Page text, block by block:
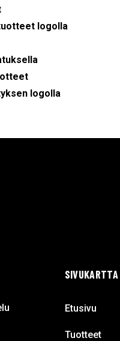
logolla
logolla
SIVUKARTTA
Etusivu
Tuotteet